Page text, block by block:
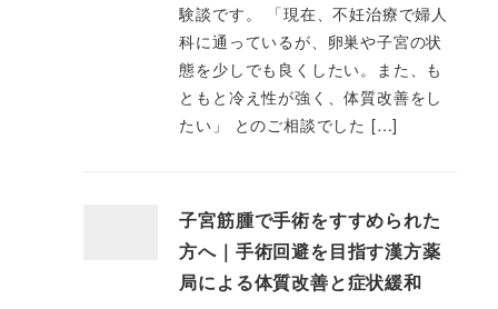
験談です。 「現在、不妊治療で婦人
科に通っているが、卵巣や子宮の状
態を少しでも良くしたい。また、も
ともと冷え性が強く、体質改善をし
たい」 とのご相談でした […]
子宮筋腫で手術をすすめられた
方へ｜手術回避を目指す漢方薬
局による体質改善と症状緩和